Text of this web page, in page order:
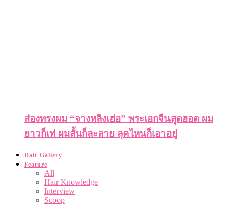
ส่องทรงผม “จางหลิงเฮ่อ” พระเอกจีนสุดฮอต ผม
ยาวก็เท่ ผมสั้นก็ละลาย ลุคไหนก็เอาอยู่
Hair Gallery
Feature
All
Hair Knowledge
Interview
Scoop